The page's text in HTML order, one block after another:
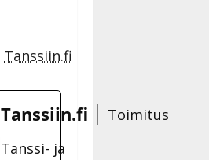
Tanssiin.fi
Tanssiin.fi
Toimitus
Tanssi- ja